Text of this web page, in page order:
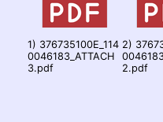
1) 376735100E_114
0046183_ATTACH
3.pdf
2)
2.pdf